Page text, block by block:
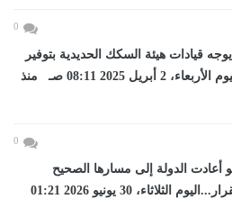
0
قيادات هيئة السكك الحديدية بتوفير
أماكن في رحلات...اليوم الأربعاء، 2 أبريل 2025 08:11 صـ منذ
0
ثورة 30 يونيو أعادت الدولة إلى مسارها الصحيح
ورسخت دعائم الاستقرار...اليوم الثلاثاء، 30 يونيو 2026 01:21